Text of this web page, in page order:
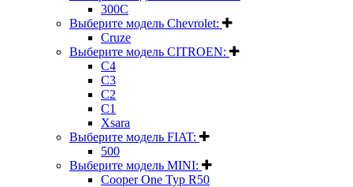
300C
Выберите модель Chevrolet:
Cruze
Выберите модель CITROEN:
C4
C3
C2
C1
Xsara
Выберите модель FIAT:
500
Выберите модель MINI:
Cooper One Typ R50